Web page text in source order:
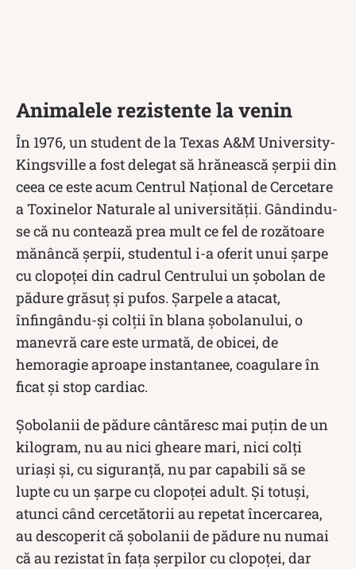
Animalele rezistente la venin
În 1976, un student de la Texas A&M University-
Kingsville a fost delegat să hrănească șerpii din
ceea ce este acum Centrul Național de Cercetare
a Toxinelor Naturale al universității. Gândindu-
se că nu contează prea mult ce fel de rozătoare
mănâncă șerpii, studentul i-a oferit unui șarpe
cu clopoței din cadrul Centrului un șobolan de
pădure grăsuț și pufos. Șarpele a atacat,
înfingându-și colții în blana șobolanului, o
manevră care este urmată, de obicei, de
hemoragie aproape instantanee, coagulare în
ficat și stop cardiac.
Șobolanii de pădure cântăresc mai puțin de un
kilogram, nu au nici gheare mari, nici colți
uriași și, cu siguranță, nu par capabili să se
lupte cu un șarpe cu clopoței adult. Și totuși,
atunci când cercetătorii au repetat încercarea,
au descoperit că șobolanii de pădure nu numai
că au rezistat în fața șerpilor cu clopoței, dar